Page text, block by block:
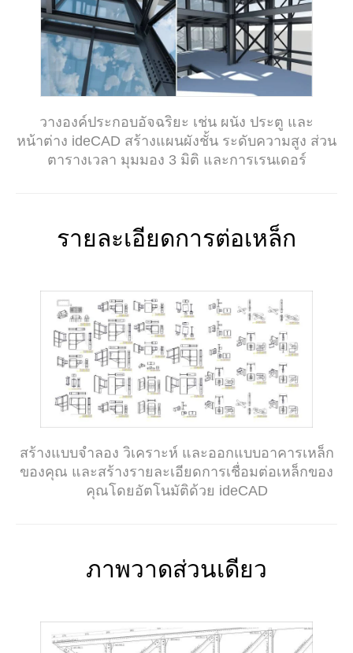
วางองค์ประกอบอัจฉริยะ เช่น ผนัง ประตู และ
หน้าต่าง ideCAD สร้างแผนผังชั้น ระดับความสูง ส่วน
ตารางเวลา มุมมอง 3 มิติ และการเรนเดอร์
รายละเอียดการต่อเหล็ก
สร้างแบบจำลอง วิเคราะห์ และออกแบบอาคารเหล็ก
ของคุณ และสร้างรายละเอียดการเชื่อมต่อเหล็กของ
คุณโดยอัตโนมัติด้วย ideCAD
ภาพวาดส่วนเดียว